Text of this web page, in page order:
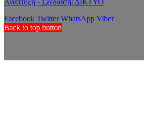
Facebook Twitter WhatsApp Viber
Back to top button